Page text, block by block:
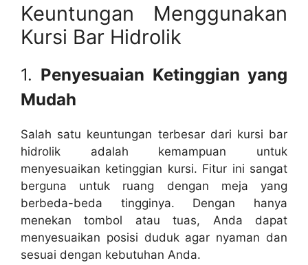
Keuntungan Menggunakan
Kursi Bar Hidrolik
1. Penyesuaian Ketinggian yang
Mudah
Salah satu keuntungan terbesar dari kursi bar
hidrolik adalah kemampuan untuk
menyesuaikan ketinggian kursi. Fitur ini sangat
berguna untuk ruang dengan meja yang
berbeda-beda tingginya. Dengan hanya
menekan tombol atau tuas, Anda dapat
menyesuaikan posisi duduk agar nyaman dan
sesuai dengan kebutuhan Anda.